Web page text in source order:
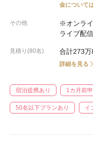
金について
その他
※オンラ
ライブ配
見積り(80名) 合計273万
詳細を見る
宿泊提携あり 1カ月前
50名以下プランあり イ